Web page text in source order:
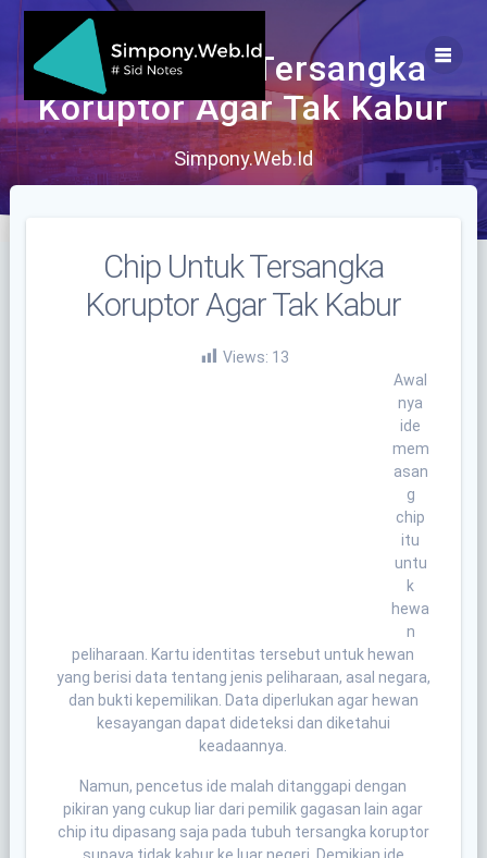
Skip
content
Chip Untuk Tersangka
Koruptor Agar Tak Kabur
Simpony.Web.Id
Chip Untuk Tersangka
Koruptor Agar Tak Kabur
Views: 13
Awal
nya
ide
mem
asan
g
chip
itu
untu
k
hewa
n
peliharaan. Kartu identitas tersebut untuk hewan
yang berisi data tentang jenis peliharaan, asal negara,
dan bukti kepemilikan. Data diperlukan agar hewan
kesayangan dapat dideteksi dan diketahui
keadaannya.
Namun, pencetus ide malah ditanggapi dengan
pikiran yang cukup liar dari pemilik gagasan lain agar
chip itu dipasang saja pada tubuh tersangka koruptor